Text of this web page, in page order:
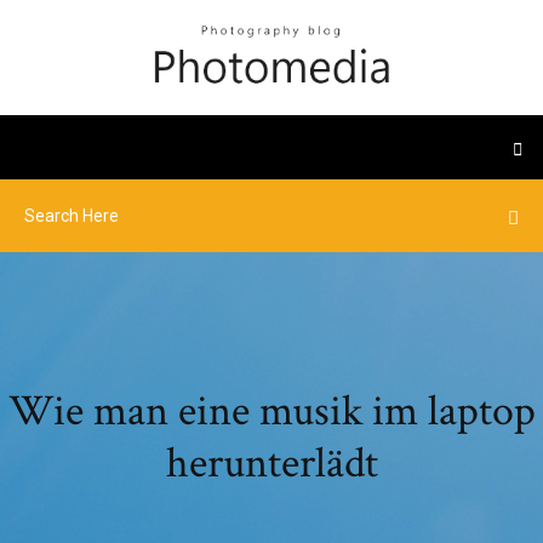
Wie man eine musik im laptop
herunterlädt